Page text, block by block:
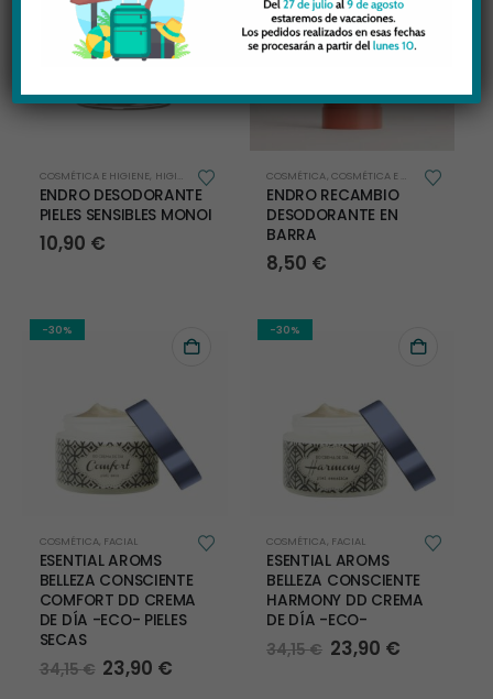
COSMÉTICA E HIGIENE HIGIENE
ENDRO DESODORANTE
PIELES SENSIBLES MONOI
10,90 €
COSMÉTICA COSMÉTICA E HIGIENE
ENDRO RECAMBIO
DESODORANTE EN
BARRA
8,50 €
-30%
COSMÉTICA, FACIAL
ESENTIAL AROMS
BELLEZA CONSCIENTE
COMFORT DD CREMA
DE DÍA -ECO- PIELES
SECAS
34,15€ El
precio
23,90 €
-30%
COSMÉTICA, FACIAL
ESENTIAL AROMS
BELLEZA CONSCIENTE
HARMONY DD CREMA
DE DÍA -ECO-
34,15€ El
precio
23,90 €El